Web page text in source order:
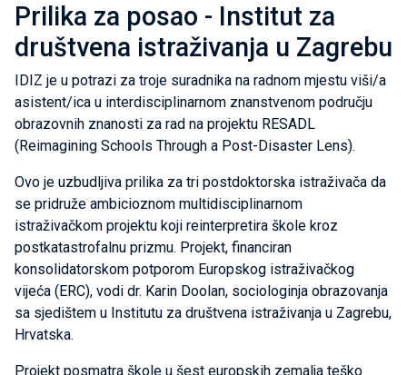
Prilika za posao - Institut za
društvena istraživanja u Zagrebu
IDIZ je u potrazi za troje suradnika na radnom mjestu viši/a
asistent/ica u interdisciplinarnom znanstvenom području
obrazovnih znanosti za rad na projektu RESADL
(Reimagining Schools Through a Post-Disaster Lens).
Ovo je uzbudljiva prilika za tri postdoktorska istraživača da
se pridruže ambicioznom multidisciplinarnom
istraživačkom projektu koji reinterpretira škole kroz
postkatastrofalnu prizmu. Projekt, financiran
konsolidatorskom potporom Europskog istraživačkog
vijeća (ERC), vodi dr. Karin Doolan, sociologinja obrazovanja
sa sjedištem u Institutu za društvena istraživanja u Zagrebu,
Hrvatska.
Projekt posmatra škole u šest europskih zemalja teško